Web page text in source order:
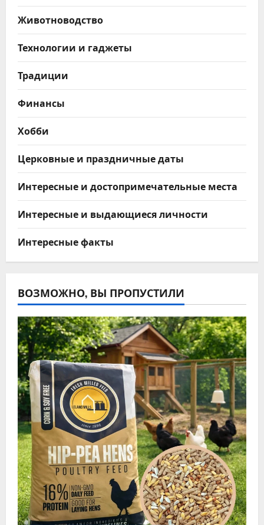
Животноводство
Технологии и гаджеты
Традиции
Финансы
Хобби
Церковные и праздничные даты
Интересные и достопримечательные места
Интересные и выдающиеся личности
Интересные факты
ВОЗМОЖНО, ВЫ ПРОПУСТИЛИ